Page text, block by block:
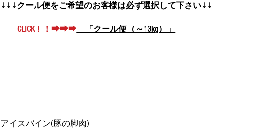
↓↓↓クール便をご希望のお客様は必ず選択して下さい↓↓
CLICK！！➡➡➡ 「クール便（～13kg）」
アイスバイン(豚の脚肉)